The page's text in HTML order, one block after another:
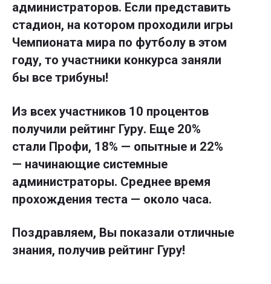
администраторов. Если представить
стадион, на котором проходили игры
Чемпионата мира по футболу в этом
году, то участники конкурса заняли
бы все трибуны!
Из всех участников 10 процентов
получили рейтинг Гуру. Еще 20%
стали Профи, 18% — опытные и 22%
— начинающие системные
администраторы. Среднее время
прохождения теста — около часа.
Поздравляем, Вы показали отличные
знания, получив рейтинг Гуру!